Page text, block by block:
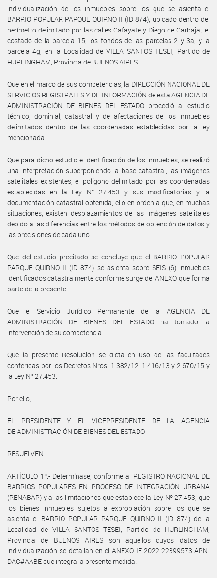
individualización de los inmuebles sobre los que se asienta el
BARRIO POPULAR PARQUE QUIRNO II (ID 874), ubicado dentro del
perímetro delimitado por las calles Cafayate y Diego de Carbajal, el
costado de la parcela 15, los fondos de las parcelas 2 y 3a, y la
parcela 4g, en la Localidad de VILLA SANTOS TESEI, Partido de
HURLINGHAM, Provincia de BUENOS AIRES.
Que en el marco de sus competencias, la DIRECCIÓN NACIONAL DE
SERVICIOS REGISTRALES Y DE INFORMACIÓN de esta AGENCIA DE
ADMINISTRACIÓN DE BIENES DEL ESTADO procedió al estudio
técnico, dominial, catastral y de afectaciones de los inmuebles
delimitados dentro de las coordenadas establecidas por la ley
mencionada.
Que para dicho estudio e identificación de los inmuebles, se realizó
una interpretación superponiendo la base catastral, las imágenes
satelitales existentes, el polígono delimitado por las coordenadas
establecidas en la Ley N° 27.453 y sus modificatorias y la
documentación catastral obtenida, ello en orden a que, en muchas
situaciones, existen desplazamientos de las imágenes satelitales
debido a las diferencias entre los métodos de obtención de datos y
las precisiones de cada uno.
Que del estudio precitado se concluye que el BARRIO POPULAR
PARQUE QUIRNO II (ID 874) se asienta sobre SEIS (6) inmuebles
identificados catastralmente conforme surge del ANEXO que forma
parte de la presente.
Que el Servicio Jurídico Permanente de la AGENCIA DE
ADMINISTRACIÓN DE BIENES DEL ESTADO ha tomado la
intervención de su competencia.
Que la presente Resolución se dicta en uso de las facultades
conferidas por los Decretos Nros. 1.382/12, 1.416/13 y 2.670/15 y
la Ley Nº 27.453.
Por ello,
EL PRESIDENTE Y EL VICEPRESIDENTE DE LA AGENCIA
DE ADMINISTRACIÓN DE BIENES DEL ESTADO
RESUELVEN:
ARTÍCULO 1º.- Determínase, conforme al REGISTRO NACIONAL DE
BARRIOS POPULARES EN PROCESO DE INTEGRACIÓN URBANA
(RENABAP) y a las limitaciones que establece la Ley Nº 27.453, que
los bienes inmuebles sujetos a expropiación sobre los que se
asienta el BARRIO POPULAR PARQUE QUIRNO II (ID 874) de la
Localidad de VILLA SANTOS TESEI, Partido de HURLINGHAM,
Provincia de BUENOS AIRES son aquellos cuyos datos de
individualización se detallan en el ANEXO IF-2022-22399573-APN-
DAC#AABE que integra la presente medida.